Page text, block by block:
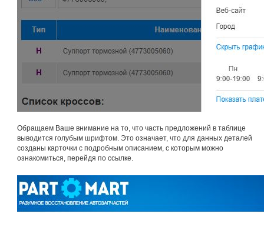
Обращаем Ваше внимание на то, что часть предложений в таблице
выводится голубым шрифтом. Это означает, что для данных деталей
созданы карточки с подробным описанием, с которым можно
ознакомиться, перейдя по ссылке.